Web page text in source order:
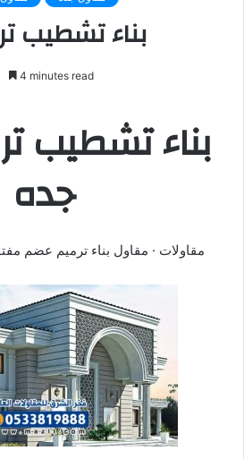
بناء تشطيب
4 minutes read
بناء تشطيب
جده
مقاولات · مقاول بناء ترميم عضم